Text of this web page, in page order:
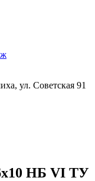
ул. Советская 91
НБ VI ТУ